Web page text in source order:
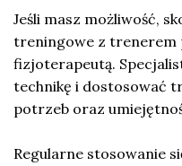
Jeśli masz możliwość,
treningowe z trenerem
fizjoterapeutą.
technikę i dostosować
potrzeb oraz
Regularne stosowanie